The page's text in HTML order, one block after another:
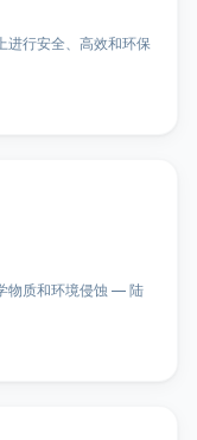
进行安全、高效和环保
物质和环境侵蚀 — 陆